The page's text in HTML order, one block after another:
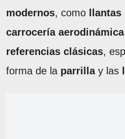
modernos, como
carrocería aerodinámica
referencias clásicas,
forma de la parrilla y las